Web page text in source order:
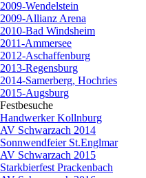
2009-Wendelstein
2009-Allianz Arena
2010-Bad Windsheim
2011-Ammersee
2012-Aschaffenburg
2013-Regensburg
2014-Samerberg, Hochries
2015-Augsburg
Festbesuche
Handwerker Kollnburg
AV Schwarzach 2014
Sonnwendfeier St.Englmar
AV Schwarzach 2015
Starkbierfest Prackenbach